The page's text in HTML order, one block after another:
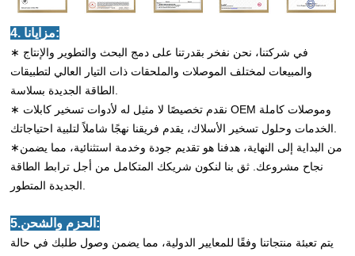
4. مزايانا:
∗ في شركتنا، نحن نفخر بقدرتنا على دمج البحث والتطوير والإنتاج
والمبيعات لمختلف الموصلات والملحقات ذات التيار العالي لتطبيقات
∗ نقدم تخصيصًا لا مثيل له لأدوات تسخير كابلات OEM وموصلات كاملة
∗من البداية إلى النهاية، هدفنا هو تقديم جودة وخدمة استثنائية، مما يضمن
نجاح مشروعك. ثق بنا لنكون شريكك المتكامل من أجل ترابط الطاقة
5.الحزم والشحن:
يتم تعبئة منتجاتنا وفقًا للمعايير الدولية، مما يضمن وصول طلبك في حالة